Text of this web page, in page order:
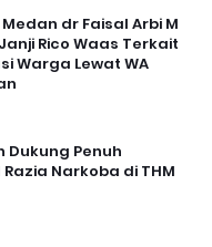
dr Faisal Arbi M
Rico Waas Terkait
Warga Lewat WA
Dukung Penuh
Narkoba di THM